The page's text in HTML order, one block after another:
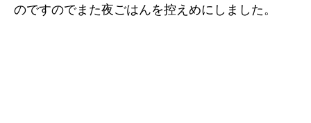
のですのでまた夜ごはんを控えめにしました。